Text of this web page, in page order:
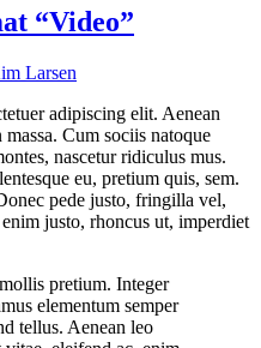
“Video”
Larsen
adipiscing elit. Aenean
Cum sociis natoque
nascetur ridiculus mus.
eu, pretium quis, sem.
pede justo, fringilla vel,
justo, rhoncus ut, imperdiet
pretium. Integer
elementum semper
tellus. Aenean leo